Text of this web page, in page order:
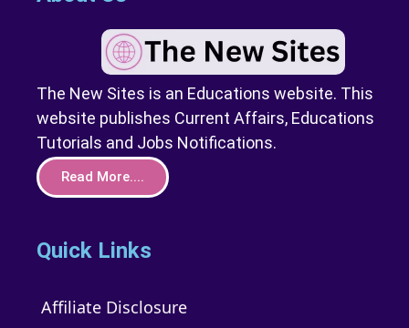
The New Sites is an Educations website. This
website publishes Current Affairs, Educations
Tutorials and Jobs Notifications.
Read More....
Quick Links
Affiliate Disclosure